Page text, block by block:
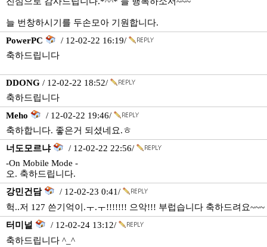
늘 번창하시기를 두손모아 기원합니다.
PowerPC
/ 12-02-22 16:19/
축하드립니다
DDONG / 12-02-22 18:52/
축하드립니다
Meho
/ 12-02-22 19:46/
축하합니다. 좋은거 되셨네요.ㅎ
너도모르냐
/ 12-02-22 22:56/
-On Mobile Mode -
오. 축하드립니다.
강민건담
/ 12-02-23 0:41/
헉..저 127 쓴기억이.ㅜ.ㅜ!!!!!!! 으악!!! 부럽습니다 축하드려요~~~
터미널
/ 12-02-24 13:12/
축하드립니다 ^_^